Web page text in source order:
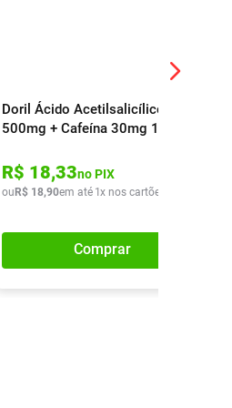
R$ 27,40
Doril Ácido Acetilsalicílico
500mg + Cafeína 30mg 10
R$ 18,33no PIX
ouR$ 18,90em até 1x nos cartões
Comprar